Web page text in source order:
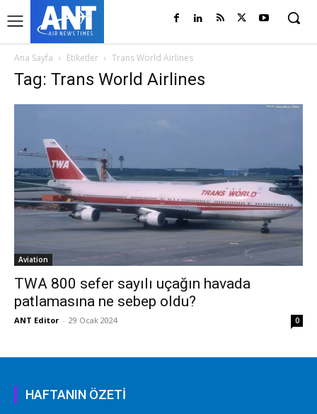
Ana Sayfa Etiketler Trans World Airlines
Tag: Trans World Airlines
Aviation
TWA 800 sefer sayılı uçağın havada
patlamasına ne sebep oldu?
ANT Editor - 29 Ocak 2024 0
HAFTANIN ÖZETİ